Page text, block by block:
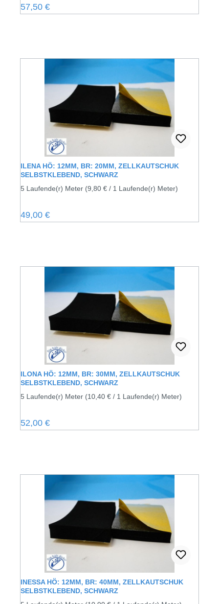
Regulärer Preis:
57,50 €
ILENA HÖ: 12MM, BR: 20MM, ZELLKAUTSCHUK
SELBSTKLEBEND, SCHWARZ
5 Laufende(r) Meter (9,80 € / 1 Laufende(r) Meter)
Regulärer Preis:
49,00 €
ILONA HÖ: 12MM, BR: 30MM, ZELLKAUTSCHUK
SELBSTKLEBEND, SCHWARZ
5 Laufende(r) Meter (10,40 € / 1 Laufende(r) Meter)
Regulärer Preis:
52,00 €
INESSA HÖ: 12MM, BR: 40MM, ZELLKAUTSCHUK
SELBSTKLEBEND, SCHWARZ